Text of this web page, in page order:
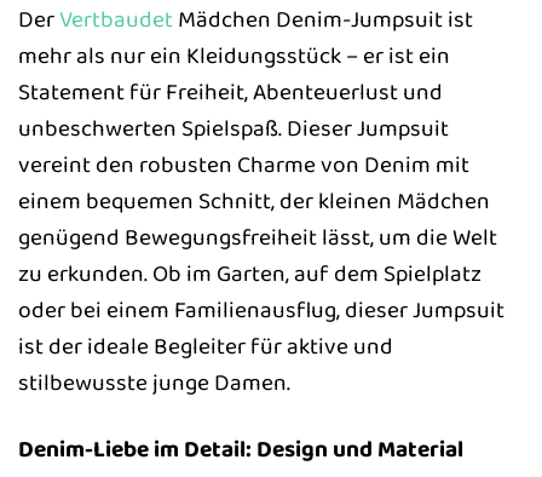
DerVertbaudetMädchen Denim-Jumpsuit ist
mehr als nur ein Kleidungsstück – er ist ein
Statement für Freiheit, Abenteuerlust und
unbeschwerten Spielspaß. Dieser Jumpsuit
vereint den robusten Charme von Denim mit
einem bequemen Schnitt, der kleinen Mädchen
genügend Bewegungsfreiheit lässt, um die Welt
zu erkunden. Ob im Garten, auf dem Spielplatz
oder bei einem Familienausflug, dieser Jumpsuit
ist der ideale Begleiter für aktive und
stilbewusste junge Damen.
Denim-Liebe im Detail: Design und Material